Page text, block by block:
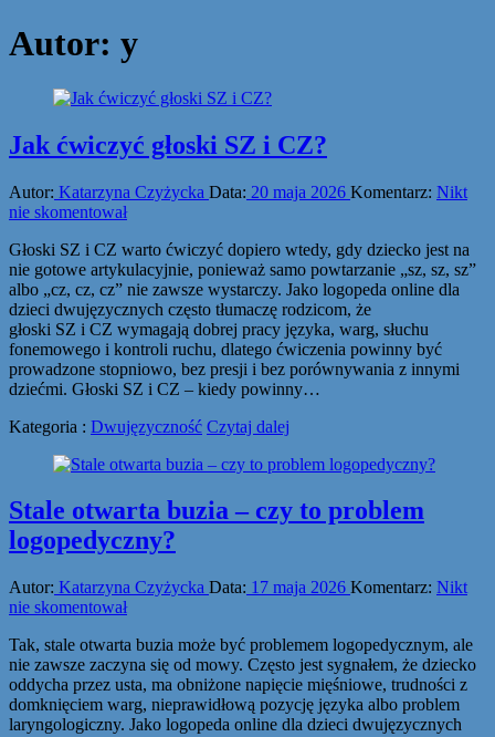
Autor: y
Jak ćwiczyć głoski SZ i CZ?
Autor: Katarzyna Czyżycka Data: 20 maja 2026 Komentarz: Nikt
nie skomentował
Głoski SZ i CZ warto ćwiczyć dopiero wtedy, gdy dziecko jest na
nie gotowe artykulacyjnie, ponieważ samo powtarzanie „sz, sz, sz”
albo „cz, cz, cz” nie zawsze wystarczy. Jako logopeda online dla
dzieci dwujęzycznych często tłumaczę rodzicom, że
głoski SZ i CZ wymagają dobrej pracy języka, warg, słuchu
fonemowego i kontroli ruchu, dlatego ćwiczenia powinny być
prowadzone stopniowo, bez presji i bez porównywania z innymi
dziećmi. Głoski SZ i CZ – kiedy powinny…
Kategoria : Dwujęzyczność Czytaj dalej
Stale otwarta buzia – czy to problem
logopedyczny?
Autor: Katarzyna Czyżycka Data: 17 maja 2026 Komentarz: Nikt
nie skomentował
Tak, stale otwarta buzia może być problemem logopedycznym, ale
nie zawsze zaczyna się od mowy. Często jest sygnałem, że dziecko
oddycha przez usta, ma obniżone napięcie mięśniowe, trudności z
domknięciem warg, nieprawidłową pozycję języka albo problem
laryngologiczny. Jako logopeda online dla dzieci dwujęzycznych